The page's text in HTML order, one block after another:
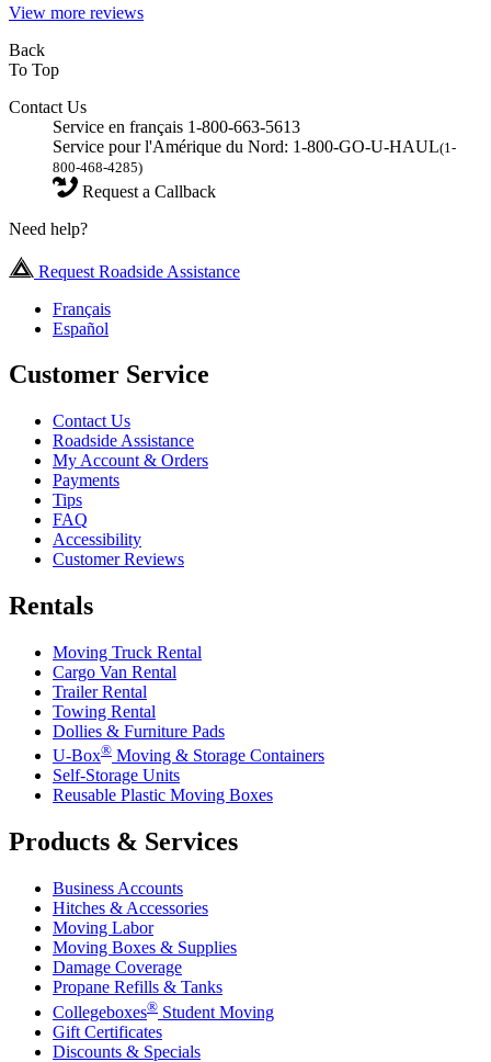
View more reviews
Back
To Top
Contact Us
Service en français 1-800-663-5613
Service pour l'Amérique du Nord: 1-800-GO-U-HAUL(1-
800-468-4285)
Request a Callback
Need help?
Request Roadside Assistance
Français
Español
Customer Service
Contact Us
Roadside Assistance
My Account & Orders
Payments
Tips
FAQ
Accessibility
Customer Reviews
Rentals
Moving Truck Rental
Cargo Van Rental
Trailer Rental
Towing Rental
Dollies & Furniture Pads
U-Box® Moving & Storage Containers
Self-Storage Units
Reusable Plastic Moving Boxes
Products & Services
Business Accounts
Hitches & Accessories
Moving Labor
Moving Boxes & Supplies
Damage Coverage
Propane Refills & Tanks
Collegeboxes® Student Moving
Gift Certificates
Discounts & Specials